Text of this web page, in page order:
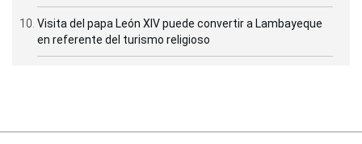
Visita del papa León XIV puede convertir a Lambayeque
en referente del turismo religioso